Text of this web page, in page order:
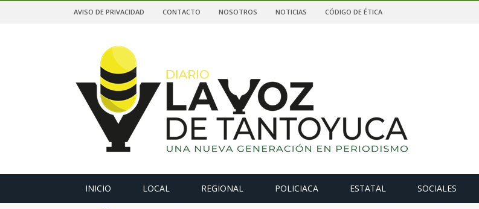
AVISO DE PRIVACIDAD CONTACTO NOSOTROS NOTICIAS CÓDIGO DE ÉTICA
INICIO LOCAL REGIONAL POLICIACA ESTATAL SOCIALES